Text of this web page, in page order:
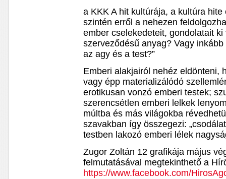
a KKK A hit kultúrája, a kultúra
szintén erről a nehezen
ember cselekedeteit, gondolatait
szerveződésű anyag? Vagy
az agy és a test?”
Emberi alakjairól nehéz eldönteni,
vagy épp materializálódó
erotikusan vonzó emberi testek;
szerencsétlen emberi lelkek
múltba és más világokba
szavakban így összegezi:
testben lakozó emberi lélek
Zugor Zoltán 12 grafikája május
felmutatásával megtekinthető a
https://www.facebook.com/